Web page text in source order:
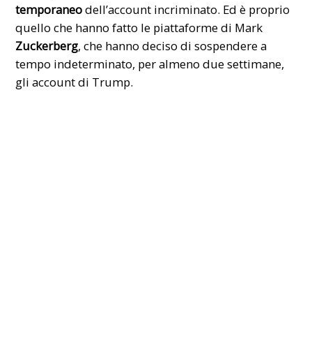
temporaneodell’account incriminato. Ed è proprio
quello che hanno fatto le piattaforme di Mark
Zuckerberg, che hanno deciso di sospendere a
tempo indeterminato, per almeno due settimane,
gli account di Trump.